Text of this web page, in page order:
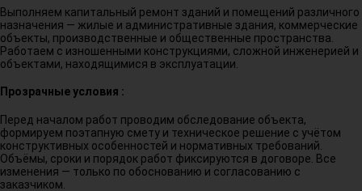
Выполняем капитальный ремонт зданий и помещений различного
назначения — жилые и административные здания, коммерческие
объекты, производственные и общественные пространства.
Работаем с изношенными конструкциями, сложной инженерией и
объектами, находящимися в эксплуатации.
Прозрачные условия :
Перед началом работ проводим обследование объекта,
формируем поэтапную смету и техническое решение с учётом
конструктивных особенностей и нормативных требований.
Объёмы, сроки и порядок работ фиксируются в договоре. Все
изменения — только по обоснованию и согласованию с
заказчиком.